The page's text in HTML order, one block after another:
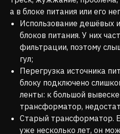
а в блоке питания или его
Использование дешёвых
блоков питания. У них
фильтрации, поэтому
гул;
Перегрузка источника
блоку подключено
ленты: к большой
трансформатор,
Старый трансформатор.
уже несколько лет, он